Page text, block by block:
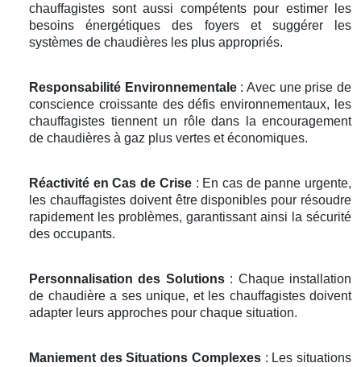
chauffagistes sont aussi compétents pour estimer les
besoins énergétiques des foyers et suggérer les
systèmes de chaudières les plus appropriés.
Responsabilité Environnementale: Avec une prise de
conscience croissante des défis environnementaux, les
chauffagistes tiennent un rôle dans la encouragement
de chaudières à gaz plus vertes et économiques.
Réactivité en Cas de Crise: En cas de panne urgente,
les chauffagistes doivent être disponibles pour résoudre
rapidement les problèmes, garantissant ainsi la sécurité
des occupants.
Personnalisation des Solutions: Chaque installation
de chaudière a ses unique, et les chauffagistes doivent
adapter leurs approches pour chaque situation.
Maniement des Situations Complexes : Les situations